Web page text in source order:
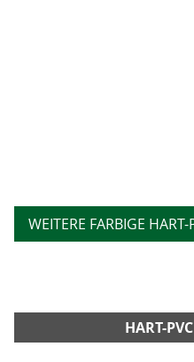
WEITERE FARBIGE
HART-